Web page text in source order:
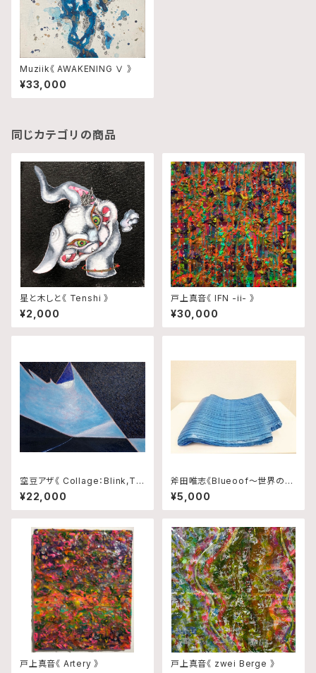
Muziik《 AWAKENING Ⅴ 》
¥33,000
同じカテゴリの商品
星と木しと《 Tenshi 》
¥2,000
戸上真音《 IFN -ii- 》
¥30,000
空豆アザ《 Collage：Blink,Tra
ce and Rhythm No.10 》
¥22,000
斧田唯志《Blueoof〜世界の真
ん中で輝いた日本政府から千葉
県民へ贈り物〜》
¥5,000
戸上真音《 Artery 》 戸上真音《 zwei Berge 》